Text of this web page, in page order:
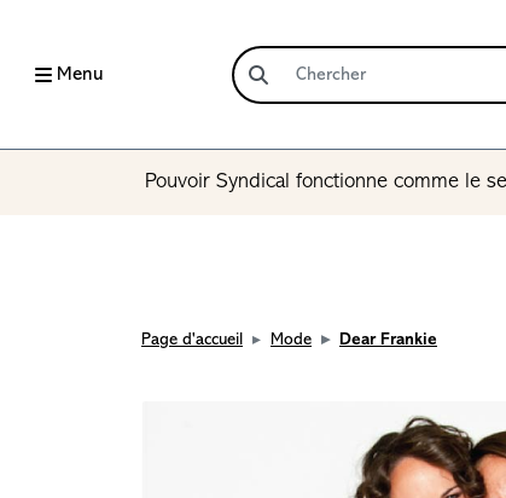
Menu
Pouvoir Syndical fonctionne comme le
Page d'accueil Mode Dear Frankie